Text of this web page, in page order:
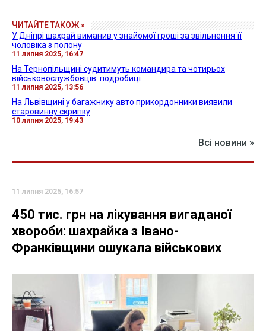
ЧИТАЙТЕ ТАКОЖ »
У Дніпрі шахрай виманив у знайомої гроші за звільнення її
чоловіка з полону
11 липня 2025, 16:47
На Тернопільщині судитимуть командира та чотирьох
військовослужбовців: подробиці
11 липня 2025, 13:56
На Львівщині у багажнику авто прикордонники виявили
старовинну скрипку
10 липня 2025, 19:43
Всі новини »
11 липня 2025, 16:57
450 тис. грн на лікування вигаданої
хвороби: шахрайка з Івано-
Франківщини ошукала військових